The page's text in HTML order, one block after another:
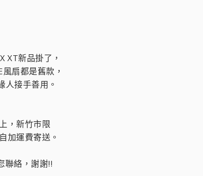
XT新品掛了，
扇都是舊款，
人接手善用。
，新竹市限
加運費寄送。
聯絡，謝謝!!